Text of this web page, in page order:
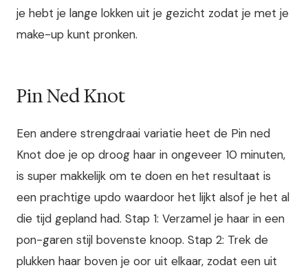
je hebt je lange lokken uit je gezicht zodat je met je
make-up kunt pronken.
Pin Ned Knot
Een andere strengdraai variatie heet de Pin ned
Knot doe je op droog haar in ongeveer 10 minuten,
is super makkelijk om te doen en het resultaat is
een prachtige updo waardoor het lijkt alsof je het al
die tijd gepland had. Stap 1: Verzamel je haar in een
pon-garen stijl bovenste knoop. Stap 2: Trek de
plukken haar boven je oor uit elkaar, zodat een uit